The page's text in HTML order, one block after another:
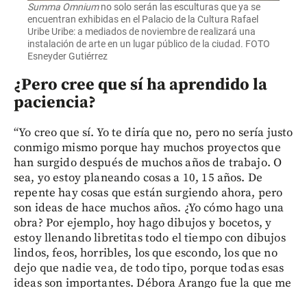
Summa Omniumno solo serán las esculturas que ya se
encuentran exhibidas en el Palacio de la Cultura Rafael
Uribe Uribe: a mediados de noviembre de realizará una
instalación de arte en un lugar público de la ciudad. FOTO
Esneyder Gutiérrez
¿Pero cree que sí ha aprendido la
paciencia?
“Yo creo que sí. Yo te diría que no, pero no sería justo
conmigo mismo porque hay muchos proyectos que
han surgido después de muchos años de trabajo. O
sea, yo estoy planeando cosas a 10, 15 años. De
repente hay cosas que están surgiendo ahora, pero
son ideas de hace muchos años. ¿Yo cómo hago una
obra? Por ejemplo, hoy hago dibujos y bocetos, y
estoy llenando libretitas todo el tiempo con dibujos
lindos, feos, horribles, los que escondo, los que no
dejo que nadie vea, de todo tipo, porque todas esas
ideas son importantes. Débora Arango fue la que me